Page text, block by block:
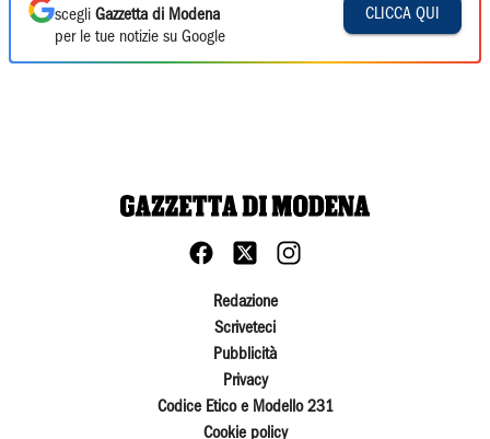
scegli Gazzetta di Modena
per le tue notizie su Google
CLICCA QUI
Redazione
Scriveteci
Pubblicità
Privacy
Codice Etico e Modello 231
Cookie policy